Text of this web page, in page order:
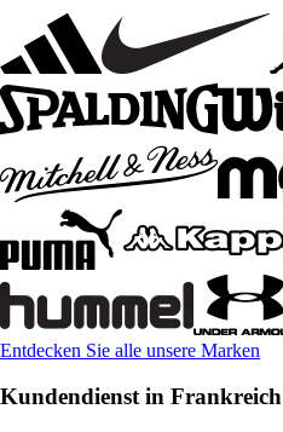
Entdecken Sie alle unsere Marken
Kundendienst in Frankreich